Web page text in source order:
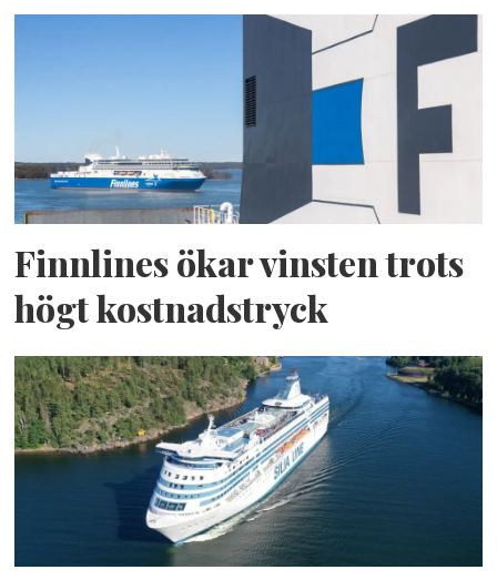
Finnlines ökar vinsten trots
högt kostnadstryck